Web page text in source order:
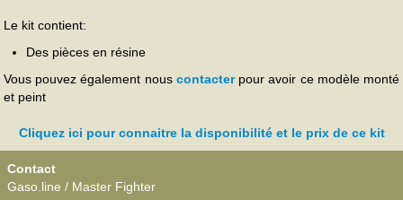
Le kit contient:
Des pièces en résine
Vous pouvez également nous contacterpour avoir ce modèle monté
et peint
Cliquez ici pour connaitre la disponibilité et le prix de ce kit
Contact
Gaso.line / Master Fighter